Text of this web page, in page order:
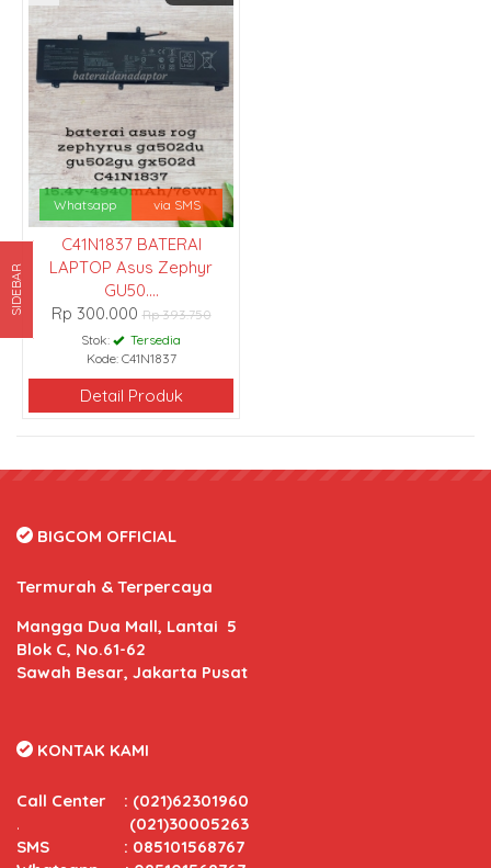
Whatsapp via SMS
C41N1837 BATERAI
LAPTOP Asus Zephyr
GU50....
Rp 300.000Rp 393.750
Stok:
Tersedia
Kode: C41N1837
Detail Produk
SIDEBAR
BIGCOM OFFICIAL
Termurah & Terpercaya
Mangga Dua Mall, Lantai 5
Blok C, No.61-62
Sawah Besar, Jakarta Pusat
KONTAK KAMI
Call Center : (021)62301960
. (021)30005263
SMS : 085101568767